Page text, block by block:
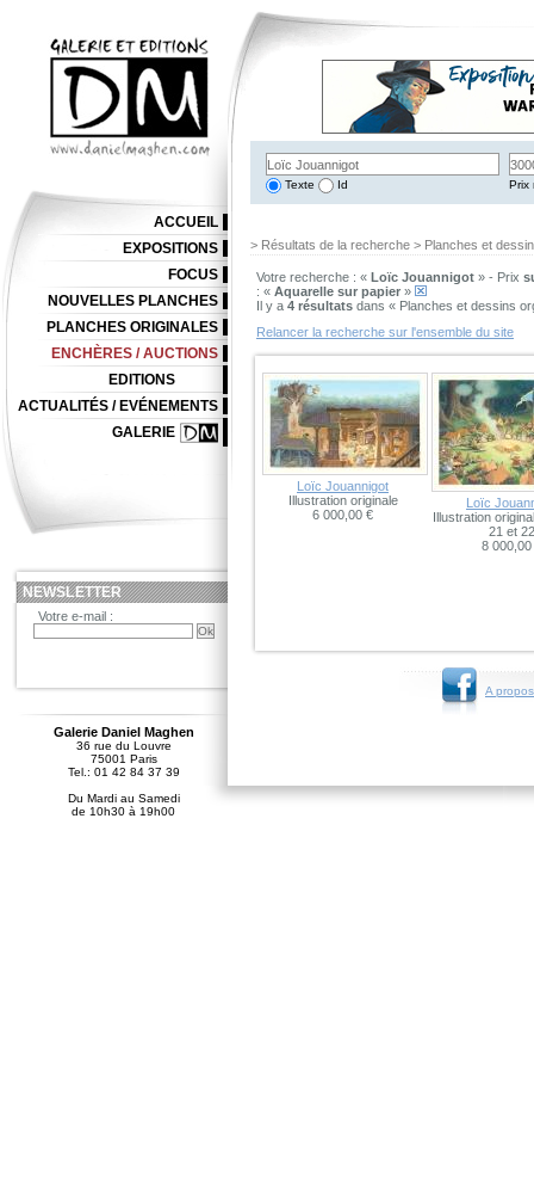
Texte Id Prix
> Résultats de la recherche > Planches et
Votre recherche : « Loïc Jouannigot » - Prix
: « Aquarelle sur papier »
Il y a 4 résultats dans « Planches et dessins
Relancer la recherche sur l'ensemble du site
Loïc Jouannigot
Illustration originale
6 000,00 €
Loïc
Illustration
21 et 22
8 000,00
A
ACCUEIL
EXPOSITIONS
FOCUS
NOUVELLES PLANCHES
PLANCHES ORIGINALES
ENCHÈRES / AUCTIONS
EDITIONS
ACTUALITÉS / EVÉNEMENTS
GALERIE
NEWSLETTER
Votre e-mail :
Galerie Daniel Maghen
36 rue du Louvre
75001 Paris
Tel.: 01 42 84 37 39
Du Mardi au Samedi
de 10h30 à 19h00